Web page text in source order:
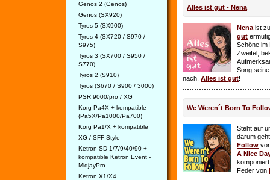
Genos 2 (Genos)
Genos (SX920)
Tyros 5 (SX900)
Tyros 4 (SX720 / S970 /
S975)
Tyros 3 (SX700 / S950 /
S770)
Tyros 2 (S910)
Tyros (S670 / S900 / 3000)
PSR 9000/pro / XG
Korg Pa4X + kompatible
(Pa5X/Pa1000/Pa700)
Korg Pa1/X + kompatible
XG / SFF Style
Ketron SD-1/7/9/40/90 +
kompatible Ketron Event -
MidjayPro
Ketron X1/X4
Alles ist gut - Nena
Nena ist
gut
Schöne im
Zweifel;
Song
nach. Alles ist gut!
We Weren´t Born To
Steht auf
darum
Follow
A Nice
Feder von